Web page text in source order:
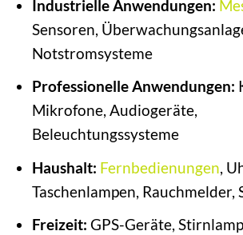
Industrielle Anwendungen:
Sensoren,
Notstromsysteme
Professionelle Anwendungen:
Mikrofone, Audiogeräte,
Beleuchtungssysteme
Haushalt: Fernbedienungen,
Taschenlampen, Rauchmelder,
Freizeit: GPS-Geräte,